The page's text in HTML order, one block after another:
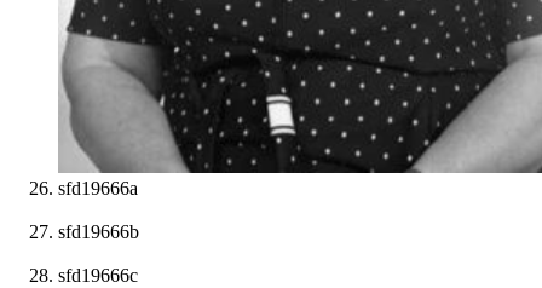
sfd19666a
sfd19666b
sfd19666c